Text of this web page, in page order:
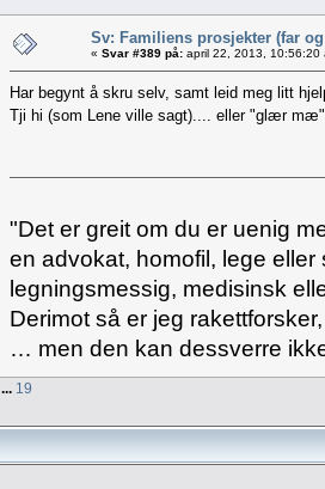
Sv: Familiens prosjekter (far
« Svar #389 på: april 22, 2013, 10:56:20
Har begynt å skru selv, samt leid meg litt
Tji hi (som Lene ville sagt).... eller "glær
"Det er greit om du er uenig
en advokat, homofil, lege
legningsmessig, medisinsk
Derimot så er jeg
… men den kan dessverre
... 19